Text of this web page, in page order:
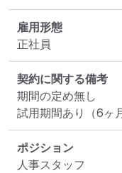
雇用形態
正社員
契約に関する備考
期間の定め無し
試用期間あり（6ヶ
ポジション
人事スタッフ